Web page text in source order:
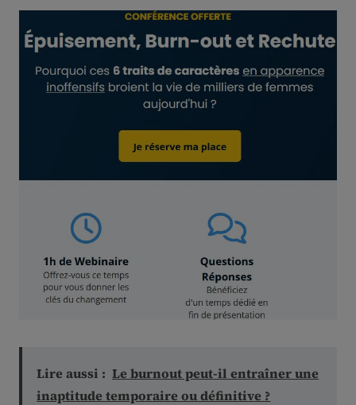
Lire aussi : Le burnout peut-il entraîner une
inaptitude temporaire ou définitive ?